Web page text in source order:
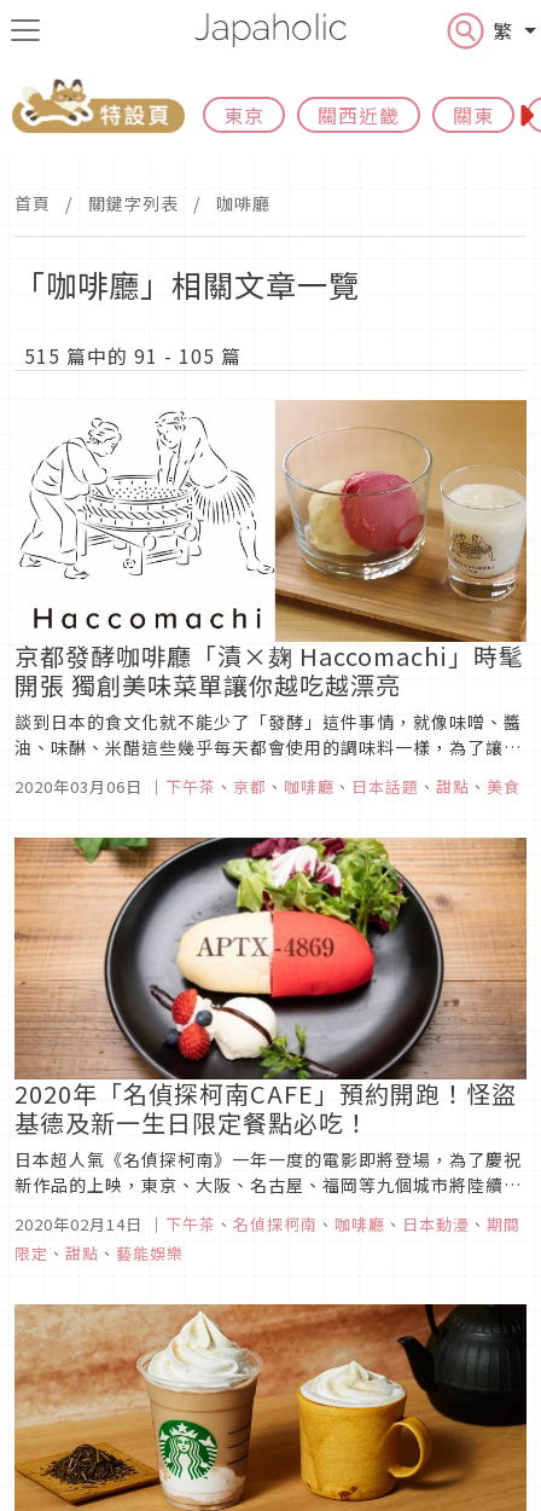
繁
東京 關西近畿 關東
首頁 關鍵字列表 咖啡廳
「咖啡廳」相關文章一覽
515 篇中的 91 - 105 篇
京都發酵咖啡廳「漬×麹 Haccomachi」時髦
開張 獨創美味菜單讓你越吃越漂亮
談到日本的食文化就不能少了「發酵」這件事情，就像味噌、醬
油、味醂、米醋這些幾乎每天都會使用的調味料一樣，為了讓大
家能更認識和體驗發酵的魅力，發酵咖啡廳「漬×麹
Haccomachi」將為你的日常提供許多健康又美味的提案，對於
息，下回到京都旅遊時不...
2020年03月06日 ｜ 下午茶 、 京都 、 咖啡廳 、 日本話題 、 甜點 、 美食
2020年「名偵探柯南CAFE」預約開跑！怪盜
基德及新一生日限定餐點必吃！
日本超人氣《名偵探柯南》一年一度的電影即將登場，為了慶祝
新作品的上映，東京、大阪、名古屋、福岡等九個城市將陸續開
設12間期間限定的「名偵探柯南CAFE」，人氣道具「膠囊
APTX-4869」化身美味甜點，超有梗黑衣人也有專屬套餐，更
過分的是怪盜基德以及工藤新一皆推出生日限定菜單，一起來看
2020年02月14日 ｜ 下午茶 、 名偵探柯南 、 咖啡廳 、 日本動漫 、 期間
限定 、 甜點 、 藝能娛樂